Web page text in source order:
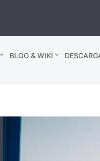
BLOG & WIKI